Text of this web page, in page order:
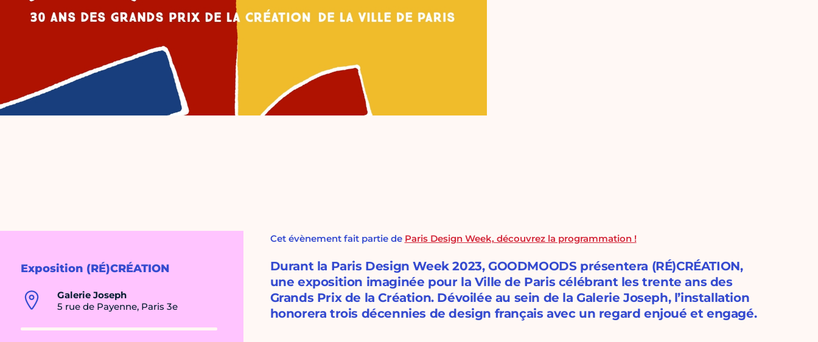
Exposition (RÉ)CRÉATION
Galerie Joseph
5 rue de Payenne, Paris 3e
Cet évènement fait partie de Paris Design Week, découvrez la programmation !
Durant la Paris Design Week 2023, GOODMOODS présentera (RÉ)CRÉATION,
une exposition imaginée pour la Ville de Paris célébrant les trente ans des
Grands Prix de la Création. Dévoilée au sein de la Galerie Joseph, l’installation
honorera trois décennies de design français avec un regard enjoué et engagé.